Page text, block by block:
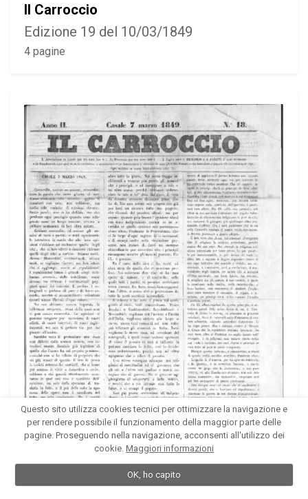
Il Carroccio
Edizione 19 del 10/03/1849
4 pagine
367 368
Questo sito utilizza cookies tecnici per ottimizzare la navigazione e
per rendere possibile il funzionamento della maggior parte delle
pagine. Proseguendo nella navigazione, acconsenti all'utilizzo dei
cookie. Maggiori informazioni
OK, ho capito